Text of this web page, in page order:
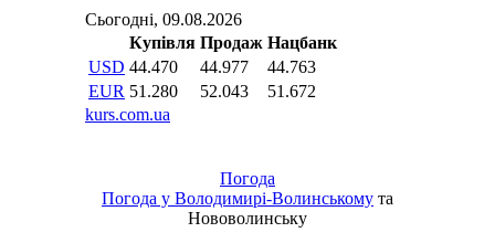
Погода
Погода у Володимирі-Волинському та
Нововолинську